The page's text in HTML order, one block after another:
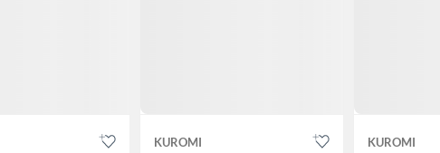
KUROMI KUROMI